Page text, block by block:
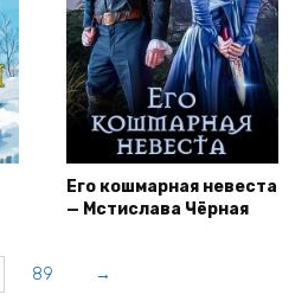
Его кошмарная невеста
— Мстислава Чёрная
89 →